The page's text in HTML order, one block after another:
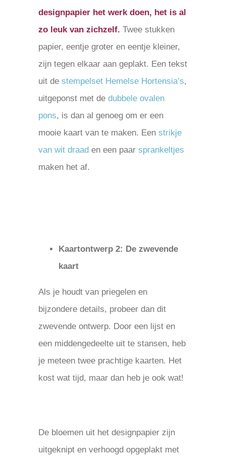
designpapier het werk doen, het is al
zo leuk van zichzelf. Twee stukken
papier, eentje groter en eentje kleiner,
zijn tegen elkaar aan geplakt. Een tekst
uit destempelset Hemelse Hortensia’s,
uitgeponst met dedubbele ovalen
pons, is dan al genoeg om er een
mooie kaart van te maken. Eenstrikje
van wit draad en een paarsprankeltjes
maken het af.
Kaartontwerp 2: De zwevende
kaart
Als je houdt van priegelen en
bijzondere details, probeer dan dit
zwevende ontwerp. Door een lijst en
een middengedeelte uit te stansen, heb
je meteen twee prachtige kaarten. Het
kost wat tijd, maar dan heb je ook wat!
De bloemen uit het designpapier zijn
uitgeknipt en verhoogd opgeplakt met